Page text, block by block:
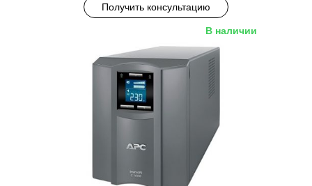
Получить консультацию
В наличии